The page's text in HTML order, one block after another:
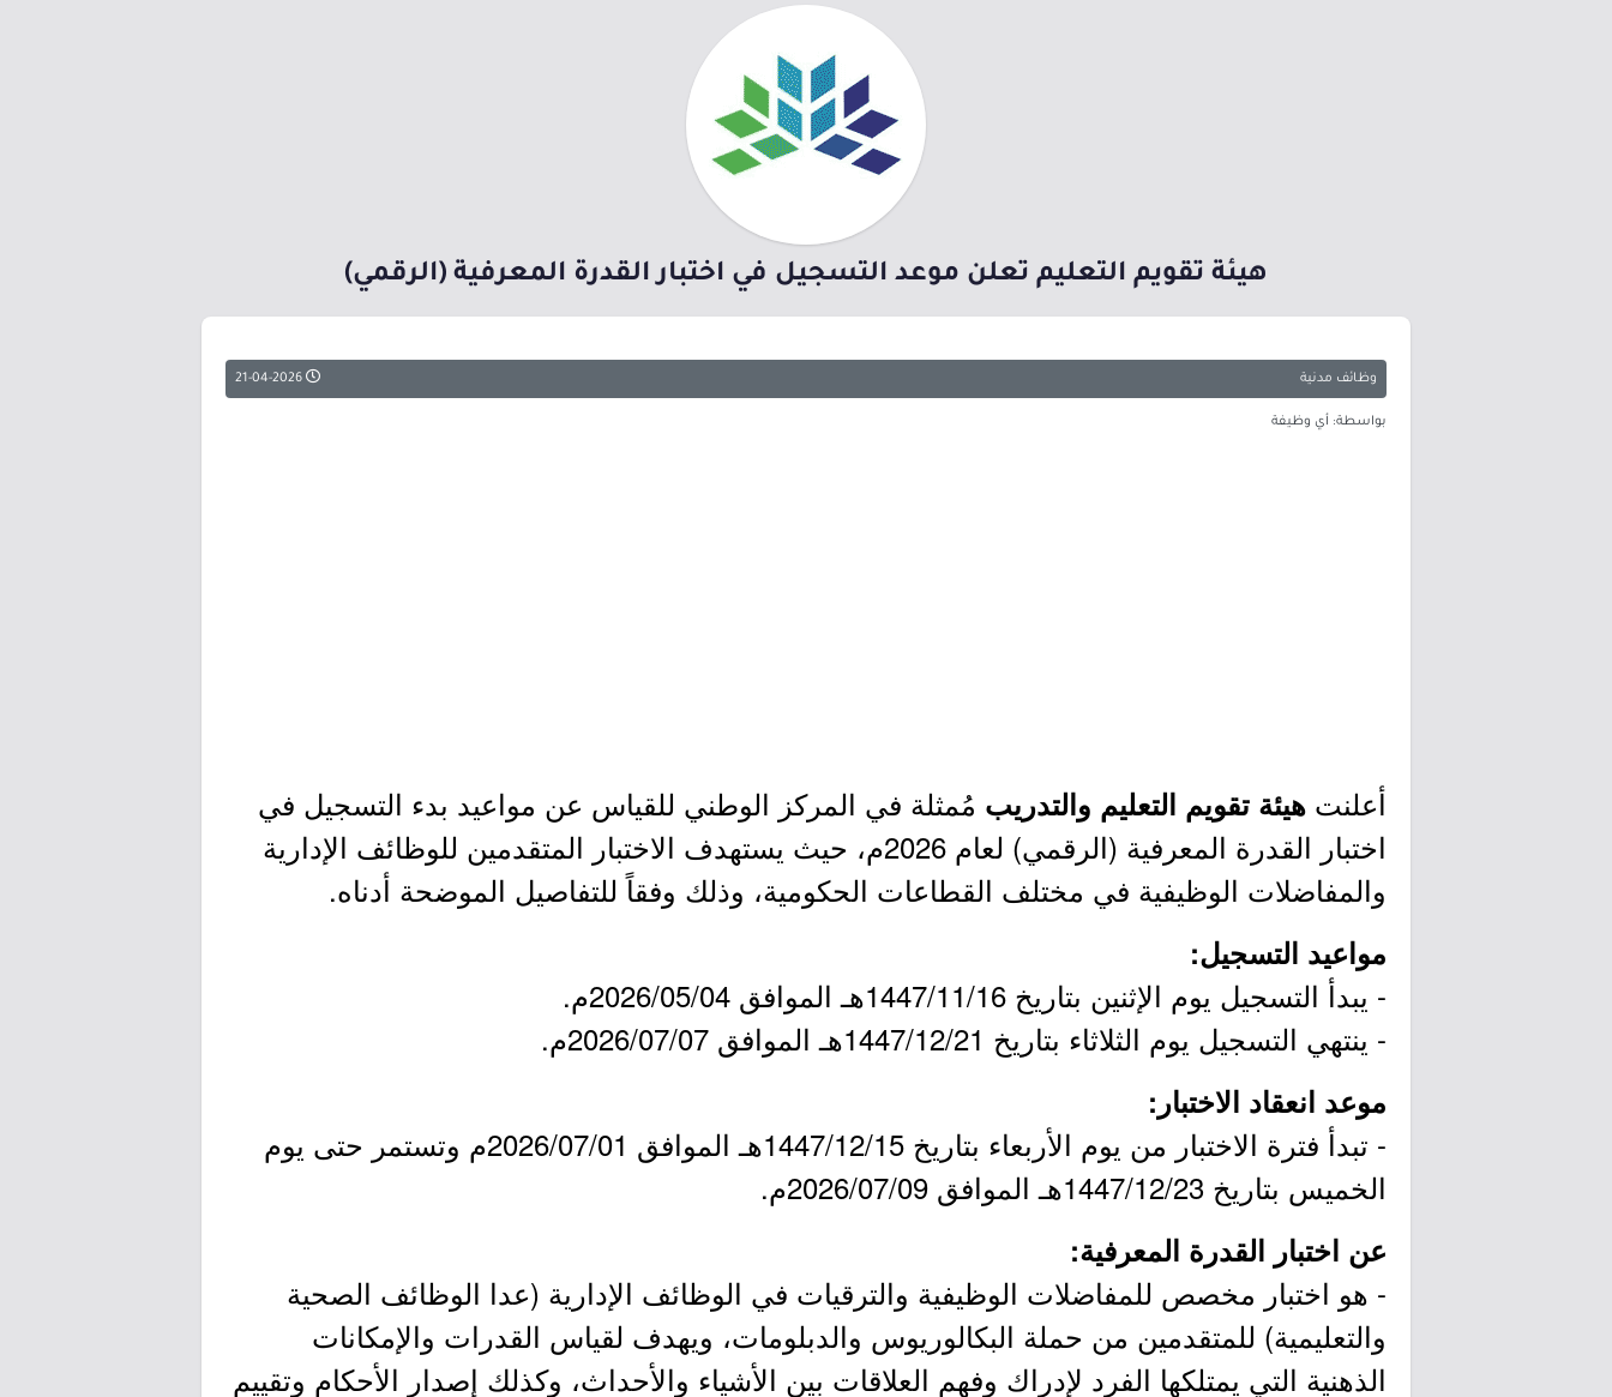
هيئة تقويم التعليم تعلن موعد التسجيل في اختبار القدرة المعرفية (الرقمي)
وظائف مدنية
بواسطة: أي وظيفة
أعلنت هيئة تقويم التعليم والتدريب مُمثلة في المركز الوطني للقياس عن مواعيد بدء التسجيل في
اختبار القدرة المعرفية (الرقمي) لعام 2026م، حيث يستهدف الاختبار المتقدمين للوظائف الإدارية
والمفاضلات الوظيفية في مختلف القطاعات الحكومية، وذلك وفقاً للتفاصيل الموضحة أدناه.
مواعيد التسجيل:
- يبدأ التسجيل يوم الإثنين بتاريخ 1447/11/16هـ الموافق 2026/05/04م.
- ينتهي التسجيل يوم الثلاثاء بتاريخ 1447/12/21هـ الموافق 2026/07/07م.
موعد انعقاد الاختبار:
- تبدأ فترة الاختبار من يوم الأربعاء بتاريخ 1447/12/15هـ الموافق 2026/07/01م وتستمر حتى يوم
الخميس بتاريخ 1447/12/23هـ الموافق 2026/07/09م.
عن اختبار القدرة المعرفية:
- هو اختبار مخصص للمفاضلات الوظيفية والترقيات في الوظائف الإدارية (عدا الوظائف الصحية
والتعليمية) للمتقدمين من حملة البكالوريوس والدبلومات، ويهدف لقياس القدرات والإمكانات
الذهنية التي يمتلكها الفرد لإدراك وفهم العلاقات بين الأشياء والأحداث، وكذلك إصدار الأحكام وتقييم